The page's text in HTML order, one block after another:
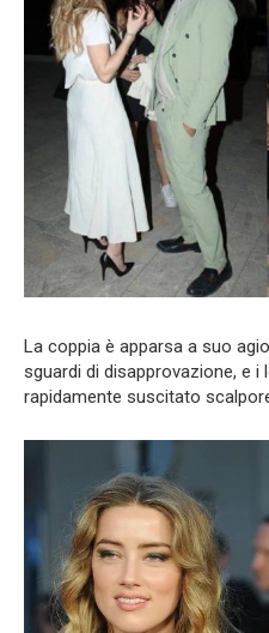
La coppia è apparsa a suo
sguardi di disapprovazione, e
rapidamente suscitato